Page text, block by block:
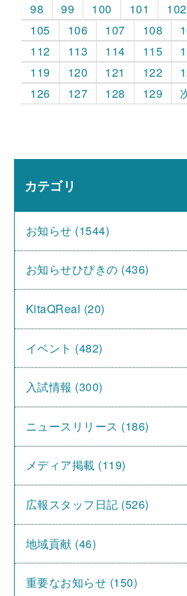
98
99 100 101 102
105
106 107 108
112
113 114 115
119
120 121 122
126
127 128 129
カテゴリ
お知らせ (1544)
お知らせひびきの (436)
KitaQReal (20)
イベント (482)
入試情報 (300)
ニュースリリース (186)
メディア掲載 (119)
広報スタッフ日記 (526)
地域貢献 (46)
重要なお知らせ (150)